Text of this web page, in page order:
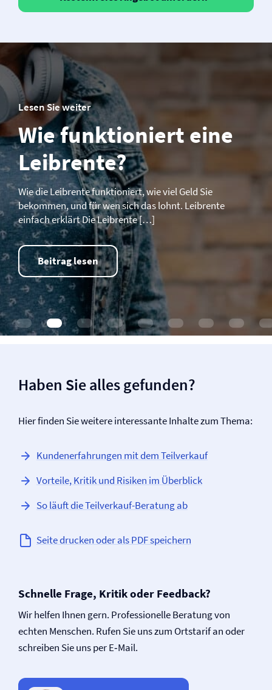
Lesen Sie weiter
Wie funktioniert eine
Leibrente?
Wie die Leibrente funktioniert, wie viel Geld Sie
bekommen, und für wen sich das lohnt. Leibrente
einfach erklärt Die Leibrente […]
Beitrag lesen
Haben Sie alles gefunden?
Hier finden Sie weitere interessante Inhalte zum Thema:
Kundenerfahrungen mit dem Teilverkauf
Vorteile, Kritik und Risiken im Überblick
So läuft die Teilverkauf-Beratung ab
Seite drucken oder als PDF speichern
Schnelle Frage, Kritik oder Feedback?
Wir helfen Ihnen gern. Professionelle Beratung von
echten Menschen. Rufen Sie uns zum Ortstarif an oder
schreiben Sie uns per E‑Mail.